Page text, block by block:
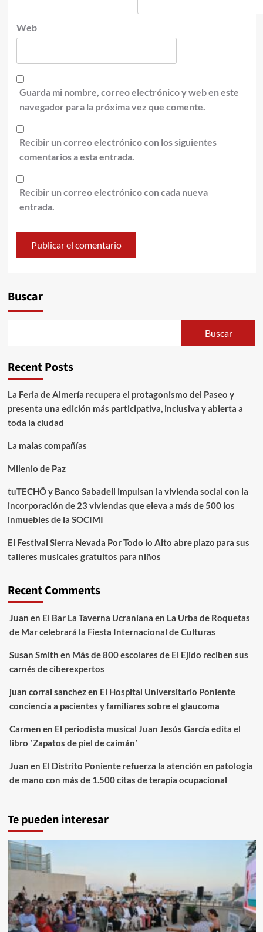
Web
Guarda mi nombre, correo electrónico y web en este
navegador para la próxima vez que comente.
Recibir un correo electrónico con los siguientes
comentarios a esta entrada.
Recibir un correo electrónico con cada nueva
entrada.
Buscar
Buscar
Recent Posts
La Feria de Almería recupera el protagonismo del Paseo y
presenta una edición más participativa, inclusiva y abierta a
toda la ciudad
La malas compañías
Milenio de Paz
tuTECHÔ y Banco Sabadell impulsan la vivienda social con la
incorporación de 23 viviendas que eleva a más de 500 los
inmuebles de la SOCIMI
El Festival Sierra Nevada Por Todo lo Alto abre plazo para sus
talleres musicales gratuitos para niños
Recent Comments
Juan en El Bar La Taverna Ucraniana en La Urba de Roquetas
de Mar celebrará la Fiesta Internacional de Culturas
Susan Smith en Más de 800 escolares de El Ejido reciben sus
carnés de ciberexpertos
juan corral sanchezen El Hospital Universitario Poniente
conciencia a pacientes y familiares sobre el glaucoma
Carmen en El periodista musical Juan Jesús García edita el
libro `Zapatos de piel de caimán´
Juan en El Distrito Poniente refuerza la atención en patología
de mano con más de 1.500 citas de terapia ocupacional
Te pueden interesar